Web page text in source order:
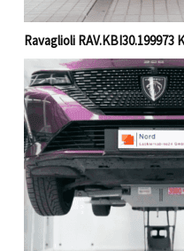
Ravaglioli RAV.KBI30.199973